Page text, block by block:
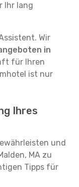
Ihr lang
Wir
in
für Ihren
ist nur
Ihres
und
MA zu
Tipps für